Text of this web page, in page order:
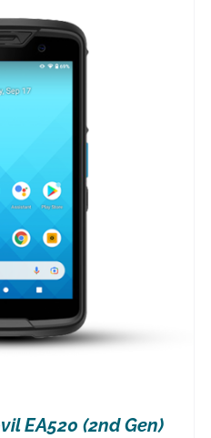
EA520 (2nd Gen)